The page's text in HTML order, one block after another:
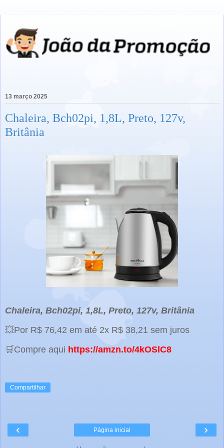
13 março 2025
Chaleira, Bch02pi, 1,8L, Preto, 127v,
Britânia
Chaleira, Bch02pi, 1,8L, Preto, 127v, Britânia
💥Por R$ 76,42 em até 2x R$ 38,21 sem juros
🛒Compre aqui https://amzn.to/4kOSlC8
Compartilhar
‹ ›
Página inicial